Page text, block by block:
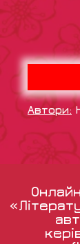
Автори: